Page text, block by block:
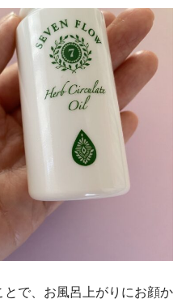
で、お風呂上がりにお顔か